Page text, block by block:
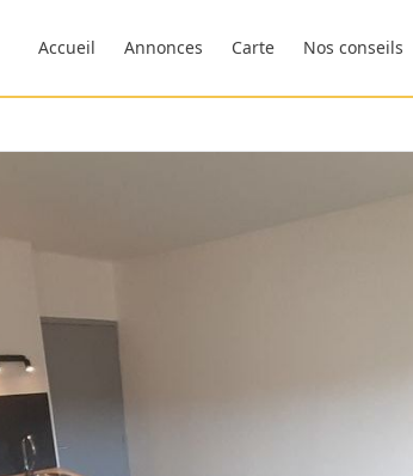
Accueil Annonces Carte Nos conseils